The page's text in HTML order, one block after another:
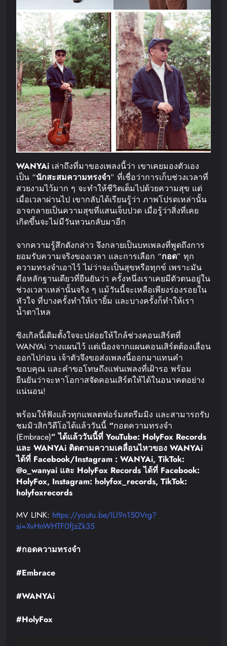
WANYAi เล่าถึงที่มาของเพลงนี้ว่า เขาเคยมองตัวเอง
เป็น “นักสะสมความทรงจำ” ที่เชื่อว่าการเก็บช่วงเวลาที่
สวยงามไว้มาก ๆ จะทำให้ชีวิตเต็มไปด้วยความสุข แต่
เมื่อเวลาผ่านไป เขากลับได้เรียนรู้ว่า ภาพโปรดเหล่านั้น
อาจกลายเป็นความสุขที่แสนเจ็บปวด เมื่อรู้ว่าสิ่งที่เคย
เกิดขึ้นจะไม่มีวันหวนกลับมาอีก
จากความรู้สึกดังกล่าว จึงกลายเป็นบทเพลงที่พูดถึงการ
ยอมรับความจริงของเวลา และการเลือก “กอด” ทุก
ความทรงจำเอาไว้ ไม่ว่าจะเป็นสุขหรือทุกข์ เพราะมัน
คือหลักฐานเดียวที่ยืนยันว่า ครั้งหนึ่งเราเคยมีตัวตนอยู่ใน
ช่วงเวลาเหล่านั้นจริง ๆ แม้วันนี้จะเหลือเพียงร่องรอยใน
หัวใจ ที่บางครั้งทำให้เรายิ้ม และบางครั้งก็ทำให้เรา
น้ำตาไหล
ซิงเกิลนี้เดิมตั้งใจจะปล่อยให้ใกล้ช่วงคอนเสิร์ตที่
WANYAi วางแผนไว้ แต่เนื่องจากแผนคอนเสิร์ตต้องเลื่อน
ออกไปก่อน เจ้าตัวจึงขอส่งเพลงนี้ออกมาแทนคำ
ขอบคุณ และคำขอโทษถึงแฟนเพลงที่เฝ้ารอ พร้อม
ยืนยันว่าจะหาโอกาสจัดคอนเสิร์ตให้ได้ในอนาคตอย่าง
แน่นอน!
พร้อมให้ฟังแล้วทุกแพลตฟอร์มสตรีมมิง และสามารถรับ
ชมมิวสิกวิดีโอได้แล้ววันนี้ “กอดความทรงจำ
(Embrace)”ได้แล้ววันนี้ที่ YouTube: HolyFox Records
และ WANYAi ติดตามความเคลื่อนไหวของ WANYAi
ได้ที่ Facebook/Instagram : WANYAi, TikTok:
@o_wanyai และ HolyFox Recordsได้ที่ Facebook:
HolyFox, Instagram: holyfox_records, TikTok:
holyfoxrecords
MV LINK: https://youtu.be/ILl9n150Vrg?
si=XvHnWHTF0fJzZk35
#กอดความทรงจำ
#Embrace
#WANYAi
#HolyFox